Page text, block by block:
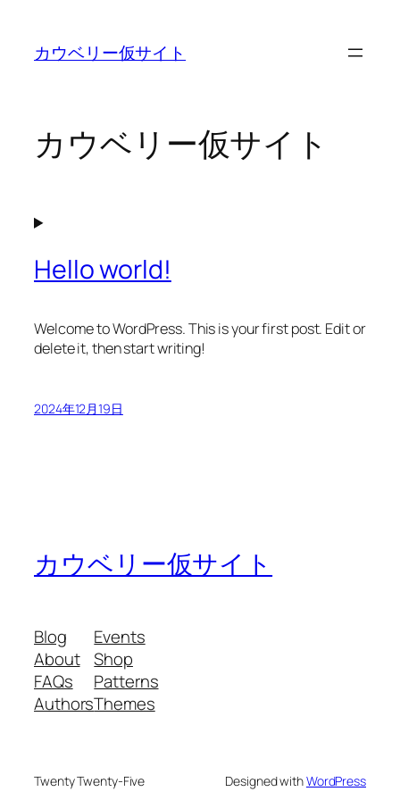
カウベリー仮サイト
カウベリー仮サイト
Hello world!
Welcome to WordPress. This is your first post. Edit or
delete it, then start writing!
2024年12月19日
カウベリー仮サイト
Blog
About
FAQs
Authors
Events
Shop
Patterns
Themes
Twenty Twenty-Five Designed withWordPress